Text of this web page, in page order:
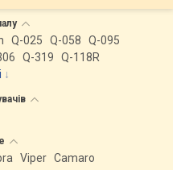
шкірзам,
хитання,
хитання,
Q-025 Q-058
Q-095
Q-319
Q-118R
↓
Viper Camaro